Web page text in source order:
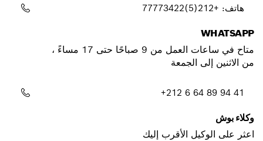
هاتف: +212(5)77773422
WHATSAPP
متاح في ساعات العمل من 9 صباحًا حتى 17 مساءً ،
من الاثنين إلى الجمعة
+212 6 64 89 94 41
وكلاء بوش
اعثر على الوكيل الأقرب إليك